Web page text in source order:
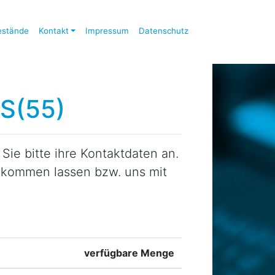
Kontakt Impressum Datenschutz
bitte ihre Kontaktdaten an.
lassen bzw. uns mit
verfügbare Menge